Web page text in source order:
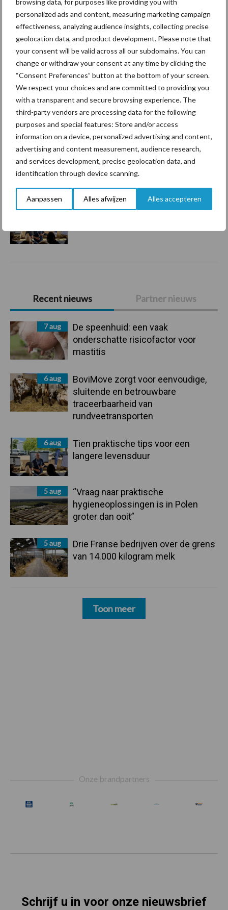
browsing data, for purposes like providing you with
personalized ads and content, measuring marketing campaign
effectiveness, analyzing audience insights, collecting precise
geolocation data, and product development. Please note that
your consent will be valid across all our subdomains. You can
change or withdraw your consent at any time by clicking the
“Consent Preferences” button at the bottom of your screen.
We respect your choices and are committed to providing you
with a transparent and secure browsing experience. The
third-party vendors are processing data for the following
purposes and special features: Store and/or access
information on a device, personalized advertising and content,
advertising and content measurement, audience research,
and services development, precise geolocation data, and
identification through device scanning.
Aanpassen Alles afwijzen Alles accepteren
Primaire
Sidebar
Recent nieuws Partner nieuws
7 aug
De speenhuid: een vaak
onderschatte risicofactor voor
mastitis
6 aug
BoviMove zorgt voor eenvoudige,
sluitende en betrouwbare
traceerbaarheid van
rundveetransporten
6 aug
Tien praktische tips voor een
langere levensduur
5 aug
“Vraag naar praktische
hygieneoplossingen is in Polen
groter dan ooit”
5 aug
Drie Franse bedrijven over de grens
van 14.000 kilogram melk
Toon meer
Gerelateerde artikelen
De speenhuid: een vaak
onderschatte risicofactor
voor mastitis
BoviMove zorgt voor
eenvoudige, sluitende en
betrouwbare
traceerbaarheid van
rundveetransporten
Tien praktische tips voor
Onze brandpartners
Schrijf u in voor onze nieuwsbrief